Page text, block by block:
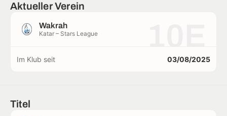
Aktueller Verein
Wakrah
Katar – Stars League
Im Klub seit 03/08/2025
Titel